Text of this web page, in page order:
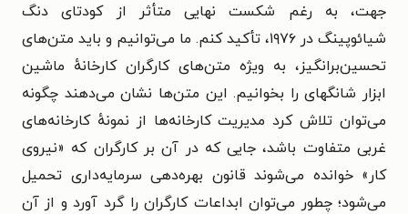
جهت، به رغم شکست نهایی متأثر از کودتای دنگ
شیائوپینگ در ۱۹۷۶، تأکید کنم. ما می‌توانیم و باید متن‌های
تحسین‌برانگیز، به ویژه متن‌های کارگران کارخانهٔ ماشین
ابزار شانگهای را بخوانیم. این متن‌ها نشان می‌دهند چگونه
می‌توان تلاش کرد مدیریت کارخانه‌ها از نمونهٔ کارخانه‌های
غربی متفاوت باشد، جایی که در آن بر کارگران که «نیروی
کار» خوانده می‌شوند قانون بهره‌دهی سرمایه‌داری تحمیل
می‌شود؛ چطور می‌توان ابداعات کارگران را گرد آورد و از آن